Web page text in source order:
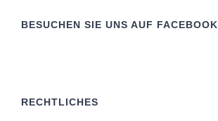
BESUCHEN SIE UNS AUF FACEBOOK
RECHTLICHES